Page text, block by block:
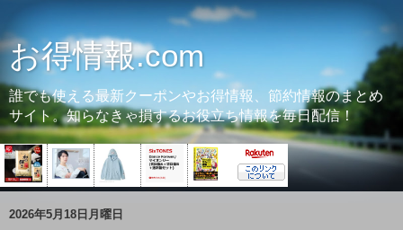
お得情報.com
誰でも使える最新クーポンやお得情報、節約情報のまとめ
サイト。知らなきゃ損するお役立ち情報を毎日配信！
2026年5月18日月曜日